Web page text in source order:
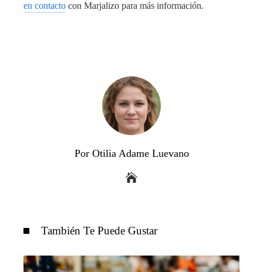
en contacto con Marjalizo para más información.
Por Otilia Adame Luevano
También Te Puede Gustar